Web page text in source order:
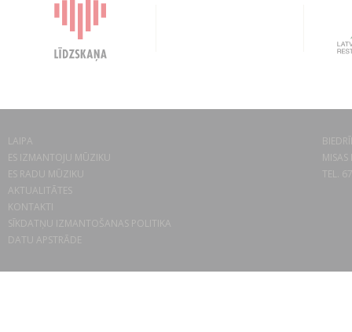
LAIPA
ES IZMANTOJU MŪZIKU
ES RADU MŪZIKU
AKTUALITĀTES
KONTAKTI
SĪKDATŅU IZMANTOŠANAS POLITIKA
DATU APSTRĀDE
TEL.